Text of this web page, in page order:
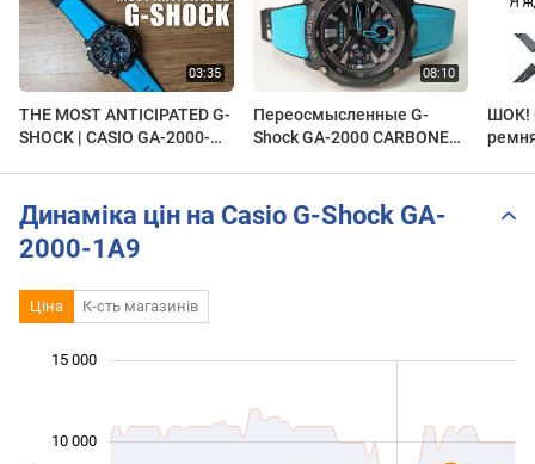
THE MOST ANTICIPATED G-
SHOCK | CASIO GA-2000-
Переосмысленные G-
Shock GA-2000 CARBONE
ШОК!
Динаміка цін на Casio G-Shock GA-
2000-1A9
Ціна К-сть магазинів
15 000
10 000